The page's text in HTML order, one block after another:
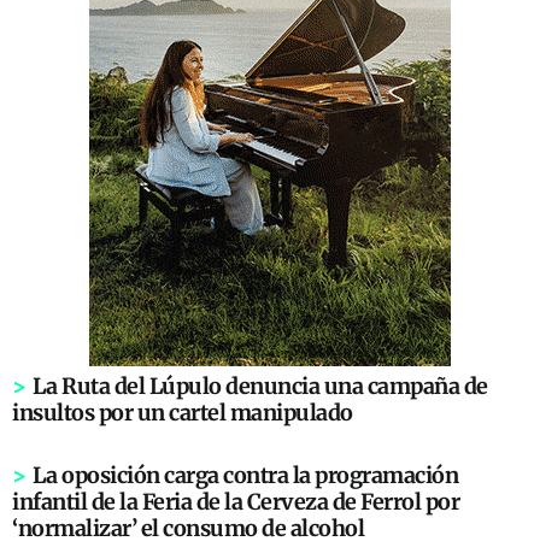
> La Ruta del Lúpulo denuncia una campaña de
insultos por un cartel manipulado
> La oposición carga contra la programación
infantil de la Feria de la Cerveza de Ferrol por
‘normalizar’ el consumo de alcohol